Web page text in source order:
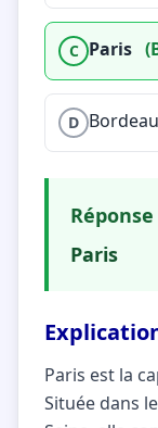
C Paris
D
Paris
Paris est la
Située dans